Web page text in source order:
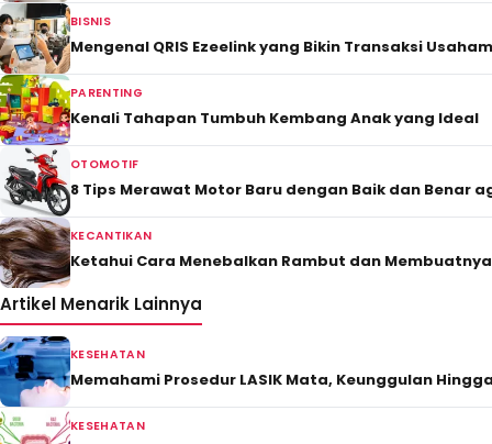
BISNIS
Mengenal QRIS Ezeelink yang Bikin Transaksi
PARENTING
Kenali Tahapan Tumbuh Kembang Anak yang Ideal
OTOMOTIF
8 Tips Merawat Motor Baru dengan Baik dan Benar
KECANTIKAN
Ketahui Cara Menebalkan Rambut dan
Artikel Menarik Lainnya
KESEHATAN
Memahami Prosedur LASIK Mata, Keunggulan
KESEHATAN